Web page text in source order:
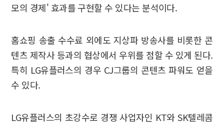
모의 경제' 효과를 구현할 수 있다는 분석이다.
홈쇼핑 송출 수수료 외에도 지상파 방송사를 비롯한 콘
텐츠 제작사 등과의 협상에서 우위를 점할 수 있게 된다.
특히 LG유플러스의 경우 CJ그룹의 콘텐츠 파워도 얻을
수 있다.
LG유플러스의 초강수로 경쟁 사업자인 KT와 SK텔레콤